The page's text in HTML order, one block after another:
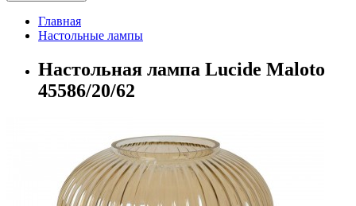
Главная
Настольные лампы
Настольная лампа Lucide Maloto
45586/20/62